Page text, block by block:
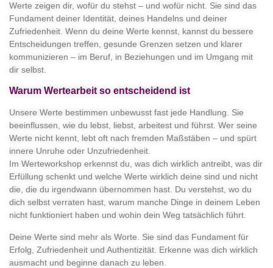
Werte zeigen dir, wofür du stehst – und wofür nicht . Sie sind das
Fundament deiner Identität, deines Handelns und deiner
Zufriedenheit. Wenn du deine Werte kennst, kannst du bessere
Entscheidungen treffen gesunde Grenzen setzen und klarer
kommunizieren – im Beruf, in Beziehungen und im Umgang mit
dir selbst.
Warum Wertearbeit so entscheidend ist
Unsere Werte bestimmen unbewusst fast jede Handlung. Sie
beeinflussen, wie du lebst, liebst, arbeitest und führst. Wer seine
Werte nicht kennt, lebt oft nach fremden Maßstäben – und spürt
innere Unruhe oder Unzufriedenheit.
Im Werteworkshop erkennst du, was dich wirklich antreibt, was dir
Erfüllung schenkt und welche Werte wirklich deine sind und nicht
die, die du irgendwann übernommen hast. Du verstehst, wo du
dich selbst verraten hast, warum manche Dinge in deinem Leben
nicht funktioniert haben und wohin dein Weg tatsächlich führt.
Deine Werte sind mehr als Worte. Sie sind das Fundament für
Erfolg, Zufriedenheit und Authentizität. Erkenne was dich wirklich
ausmacht und beginne danach zu leben.